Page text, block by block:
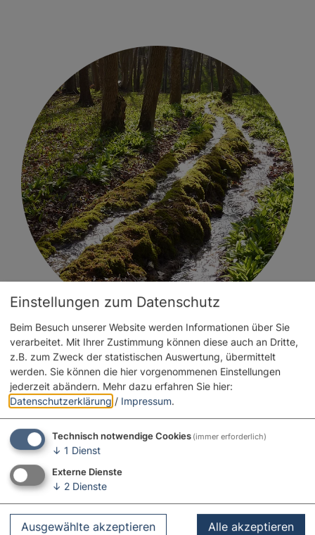
Einstellungen zum Datenschutz
Beim Besuch unserer Website werden Informationen über Sie
verarbeitet. Mit Ihrer Zustimmung können diese auch an Dritte,
z.B. zum Zweck der statistischen Auswertung, übermittelt
werden. Sie können die hier vorgenommenen Einstellungen
jederzeit abändern. Mehr dazu erfahren Sie hier:
Datenschutzerklärung / Impressum.
Technisch notwendige Cookies (immer erforderlich)
↓ 1 Dienst
Externe Dienste
↓ 2 Dienste
Ausgewählte akzeptieren Alle akzeptieren